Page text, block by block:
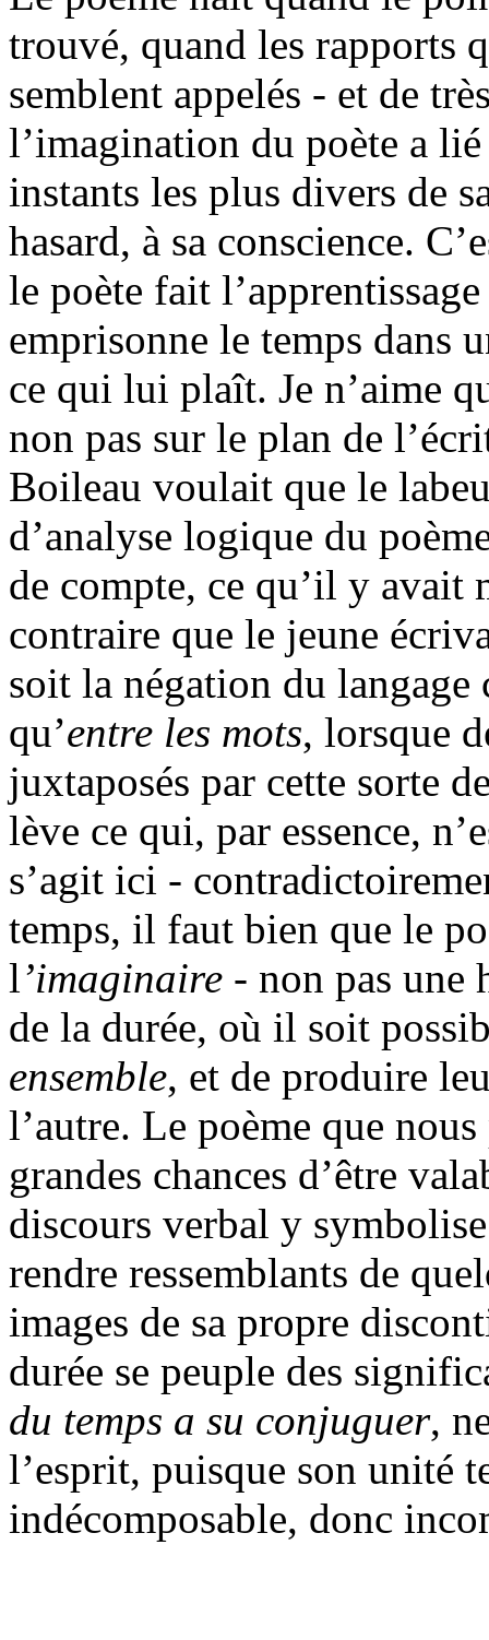
trouvé, quand les rapports
semblent appelés - et de
l’imagination du poète a
instants les plus divers de
hasard, à sa conscience.
le poète fait
emprisonne le temps dans
ce qui lui plaît. Je n’aime
non pas sur le plan de
Boileau voulait que le
d’analyse logique du
de compte, ce qu’il y avait
contraire que le jeune
soit la négation du langage
qu’entre les mots, lorsque
juxtaposés par cette sorte
lève ce qui, par essence,
s’agit ici -
temps, il faut bien que le
l’imaginaire - non pas une
de la durée, où il soit
ensemble, et de produire
l’autre. Le poème que
grandes chances d’être
discours verbal y
rendre ressemblants de
images de sa propre
durée se peuple des
du temps a su conjuguer,
l’esprit, puisque son unité
indécomposable, donc